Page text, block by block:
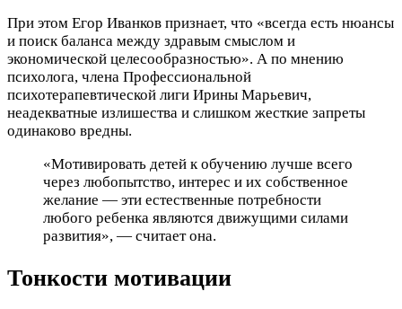
При этом Егор Иванков признает, что «всегда есть нюансы
и поиск баланса между здравым смыслом и
экономической целесообразностью». А по мнению
психолога, члена Профессиональной
психотерапевтической лиги Ирины Марьевич,
неадекватные излишества и слишком жесткие запреты
одинаково вредны.
«Мотивировать детей к обучению лучше всего
через любопытство, интерес и их собственное
желание — эти естественные потребности
любого ребенка являются движущими силами
развития», — считает она.
Тонкости мотивации